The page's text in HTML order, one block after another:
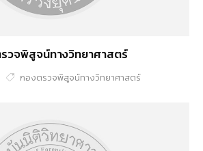
วจพิสูจน์ทางวิทยาศาสตร์
กองตรวจพิสูจน์ทางวิทยาศาสตร์